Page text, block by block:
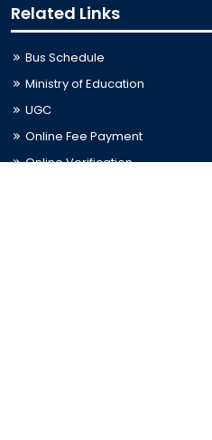
Related Links
Bus Schedule
Ministry of Education
UGC
Online Fee Payment
Online Verification